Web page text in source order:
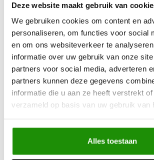
Deze website maakt gebruik van
We gebruiken cookies om content en
personaliseren, om functies voor social
en om ons websiteverkeer te
informatie over uw gebruik van onze
partners voor social media, adverteren
partners kunnen deze gegevens
informatie die u aan ze heeft verstrekt
verzameld op basis van uw gebruik van
Alles toestaan
De 130mm brede profielen liggen in
windgeruis te verminderen en zijn voorzien
waar M8 boutkoppen in te schuiven zijn.
opgetrokken uit extrusieprofielen welke
T-sleuven, waardoor het dakrek uitblinkt in
geheel gelaste platvorm heeft een geringe
slechts 35 mm.
Het K9 Dakrek-systeem valt op doordat het
gaan. Voor zover wij weten, is dit het
ter wereld dat succesvol alle zeven
achtereenvolgens heeft doorkruist met